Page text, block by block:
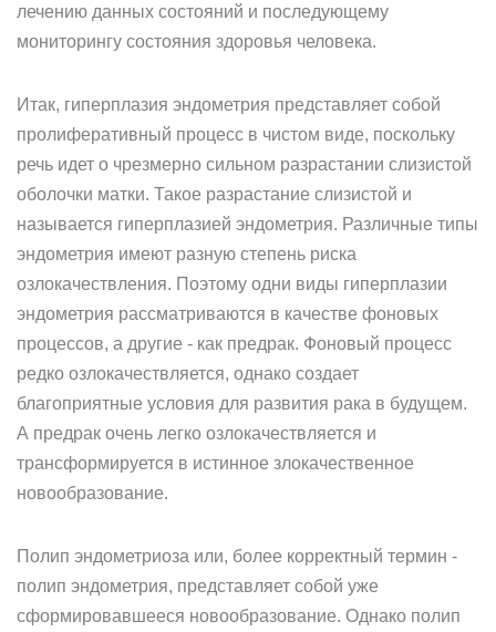
лечению данных состояний и последующему
мониторингу состояния здоровья человека.
Итак, гиперплазия эндометрия представляет собой
пролиферативный процесс в чистом виде, поскольку
речь идет о чрезмерно сильном разрастании слизистой
оболочки матки. Такое разрастание слизистой и
называется гиперплазией эндометрия. Различные типы
эндометрия имеют разную степень риска
озлокачествления. Поэтому одни виды гиперплазии
эндометрия рассматриваются в качестве фоновых
процессов, а другие - как предрак. Фоновый процесс
редко озлокачествляется, однако создает
благоприятные условия для развития рака в будущем.
А предрак очень легко озлокачествляется и
трансформируется в истинное злокачественное
новообразование.
Полип эндометриоза или, более корректный термин -
полип эндометрия, представляет собой уже
сформировавшееся новообразование. Однако полип